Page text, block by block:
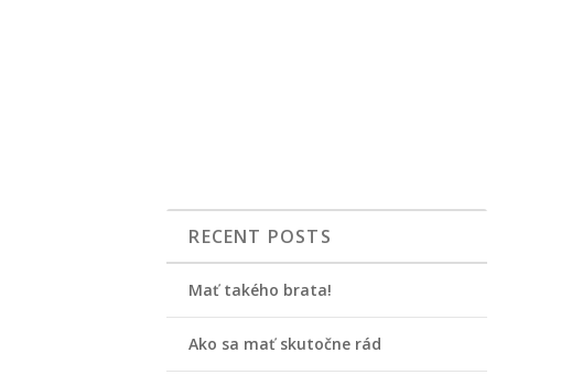
RECENT POSTS
Mať takého brata!
Ako sa mať skutočne rád